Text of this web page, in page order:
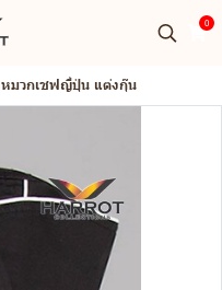
0
หมวกเชฟญี่ปุ่น แต่งกุ๊น